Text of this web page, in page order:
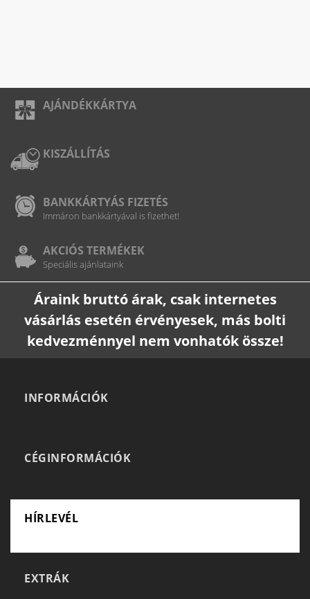
AJÁNDÉKKÁRTYA
KISZÁLLÍTÁS
BANKKÁRTYÁS FIZETÉS
Immáron bankkártyával is fizethet!
AKCIÓS TERMÉKEK
Speciális ajánlataink
Áraink bruttó árak, csak internetes
vásárlás esetén érvényesek, más bolti
kedvezménnyel nem vonhatók össze!
INFORMÁCIÓK
CÉGINFORMÁCIÓK
HÍRLEVÉL
EXTRÁK